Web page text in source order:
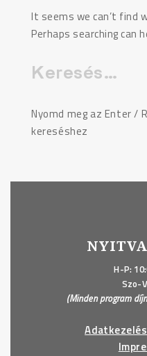
It seems we can’t find
Perhaps searching can
Keresés:
Nyomd meg az Enter /
kereséshez
H-P:
Szo-
(Minden program